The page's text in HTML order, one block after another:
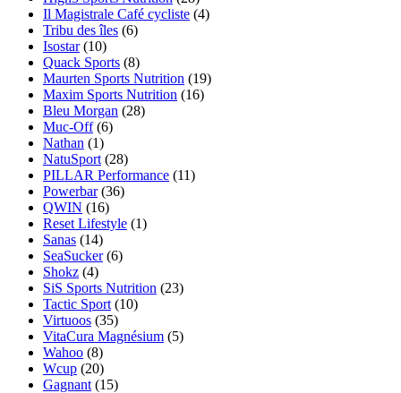
Il Magistrale Café cycliste (4)
Tribu des îles (6)
Isostar (10)
Quack Sports (8)
Maurten Sports Nutrition (19)
Maxim Sports Nutrition (16)
Bleu Morgan (28)
Muc-Off (6)
Nathan (1)
NatuSport (28)
PILLAR Performance (11)
Powerbar (36)
QWIN (16)
Reset Lifestyle (1)
Sanas (14)
SeaSucker (6)
Shokz (4)
SiS Sports Nutrition (23)
Tactic Sport (10)
Virtuoos (35)
VitaCura Magnésium (5)
Wahoo (8)
Wcup (20)
Gagnant (15)